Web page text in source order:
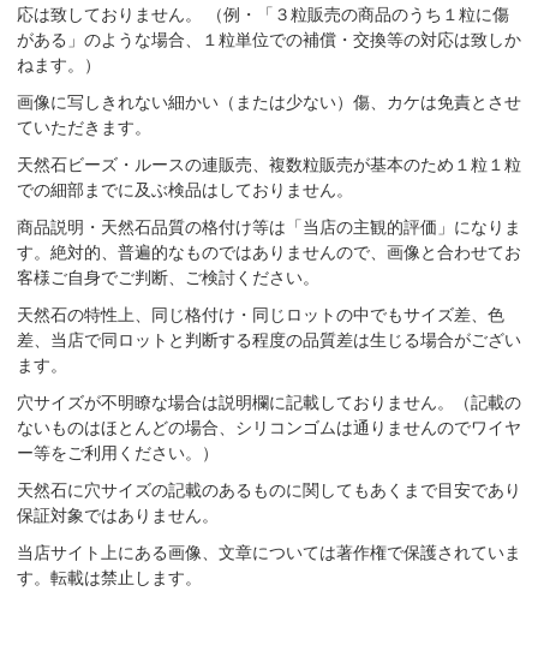
応は致しておりません。 （例・「３粒販売の商品のうち１粒に傷
がある」のような場合、１粒単位での補償・交換等の対応は致しか
ねます。）
画像に写しきれない細かい（または少ない）傷、カケは免責とさせ
ていただきます。
天然石ビーズ・ルースの連販売、複数粒販売が基本のため１粒１粒
での細部までに及ぶ検品はしておりません。
商品説明・天然石品質の格付け等は「当店の主観的評価」になりま
す。絶対的、普遍的なものではありませんので、画像と合わせてお
客様ご自身でご判断、ご検討ください。
天然石の特性上、同じ格付け・同じロットの中でもサイズ差、色
差、当店で同ロットと判断する程度の品質差は生じる場合がござい
ます。
穴サイズが不明瞭な場合は説明欄に記載しておりません。（記載の
ないものはほとんどの場合、シリコンゴムは通りませんのでワイヤ
ー等をご利用ください。）
天然石に穴サイズの記載のあるものに関してもあくまで目安であり
保証対象ではありません。
当店サイト上にある画像、文章については著作権で保護されていま
す。転載は禁止します。